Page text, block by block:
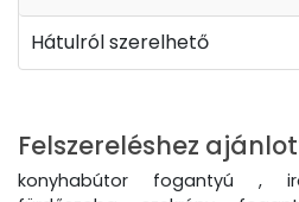
Hátulról szerelhető
Felszereléshez
konyhabútor fogantyú ,